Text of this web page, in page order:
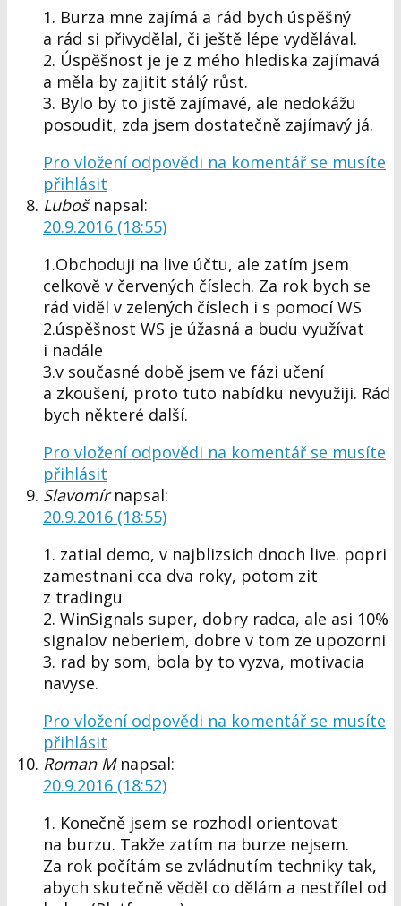
1. Burza mne zajímá a rád bych úspěšný
a rád si přivydělal, či ještě lépe vydělával.
2. Úspěšnost je je z mého hlediska zajímavá
a měla by zajitit stálý růst.
3. Bylo by to jistě zajímavé, ale nedokážu
posoudit, zda jsem dostatečně zajímavý já.
Pro vložení odpovědi na komentář se musíte
přihlásit
Luboš napsal:
20.9.2016 (18:55)
1.Obchoduji na live účtu, ale zatím jsem
celkově v červených číslech. Za rok bych se
rád viděl v zelených číslech i s pomocí WS
2.úspěšnost WS je úžasná a budu využívat
i nadále
3.v současné době jsem ve fázi učení
a zkoušení, proto tuto nabídku nevyužiji. Rád
bych některé další.
Pro vložení odpovědi na komentář se musíte
přihlásit
Slavomír napsal:
20.9.2016 (18:55)
1. zatial demo, v najblizsich dnoch live. popri
zamestnani cca dva roky, potom zit
z tradingu
2. WinSignals super, dobry radca, ale asi 10%
signalov neberiem, dobre v tom ze upozorni
3. rad by som, bola by to vyzva, motivacia
navyse.
Pro vložení odpovědi na komentář se musíte
přihlásit
Roman M napsal:
20.9.2016 (18:52)
1. Konečně jsem se rozhodl orientovat
na burzu. Takže zatím na burze nejsem.
Za rok počítám se zvládnutím techniky tak,
abych skutečně věděl co dělám a nestřílel od